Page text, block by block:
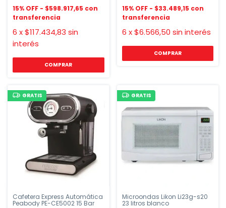
$598.917,65
6 x$117.434,83 sin
interés
$33.489,15
6 x$6.566,50 sin interés
GRATIS
Cafetera Express Automática
Peabody PE-CE5002 15 Bar
GRATIS
Microondas Likon Li23g-s20
23 litros blanco